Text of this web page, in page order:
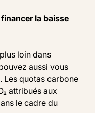
la baisse
loin dans
aussi vous
Les quotas carbone
attribués aux
le cadre du